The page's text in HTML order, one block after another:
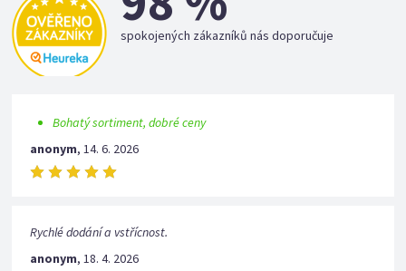
spokojených zákazníků nás doporučuje
Bohatý sortiment, dobré ceny
anonym,14. 6. 2026
Rychlé dodání a vstřícnost.
anonym,18. 4. 2026